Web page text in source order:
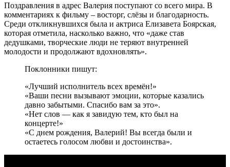
Поздравления в адрес Валерия поступают со всего мира. В
комментариях к фильму – восторг, слёзы и благодарность.
Среди откликнувшихся была и актриса Елизавета Боярская,
которая отметила, насколько важно, что «даже став
дедушками, творческие люди не теряют внутренней
молодости и продолжают вдохновлять».
Поклонники пишут:
«Лучший исполнитель всех времён!»
«Ваши песни вызывают эмоции, которые казались
давно забытыми. Спасибо вам за это».
«Нет слов — как я завидую тем, кто был на
концерте!»
«С днем рождения, Валерий! Вы всегда были и
остаетесь голосом любви и достоинства».